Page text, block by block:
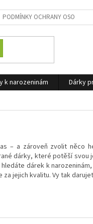
PODMÍNKY OCHRANY OSOBNÍCH
k narozeninám Dárky
a zároveň zvolit něco
dárky, které potěší svou
dárek k
jejich kvalitu. Vy tak